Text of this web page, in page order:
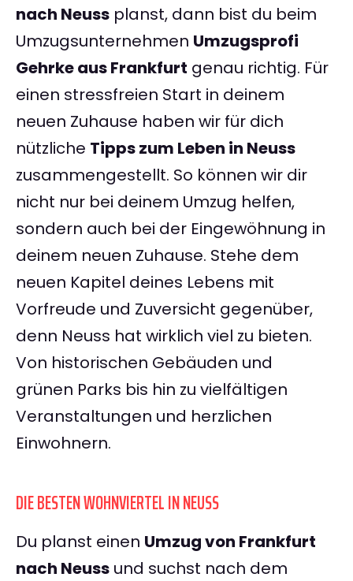
nach Neuss planst, dann bist du beim
Umzugsunternehmen Umzugsprofi
Gehrke aus Frankfurt genau richtig. Für
einen stressfreien Start in deinem
neuen Zuhause haben wir für dich
nützliche Tipps zum Leben in Neuss
zusammengestellt. So können wir dir
nicht nur bei deinem Umzug helfen,
sondern auch bei der Eingewöhnung in
deinem neuen Zuhause. Stehe dem
neuen Kapitel deines Lebens mit
Vorfreude und Zuversicht gegenüber,
denn Neuss hat wirklich viel zu bieten.
Von historischen Gebäuden und
grünen Parks bis hin zu vielfältigen
Veranstaltungen und herzlichen
Einwohnern.
DIE BESTEN WOHNVIERTEL IN NEUSS
Du planst einen Umzug von Frankfurt
nach Neuss und suchst nach dem